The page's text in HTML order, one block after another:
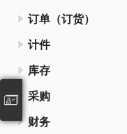
订单（订货）
计件
库存
采购
财务